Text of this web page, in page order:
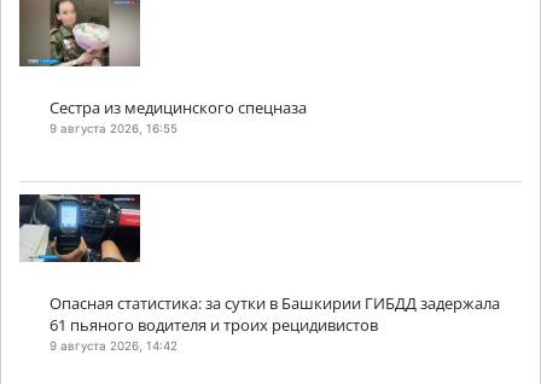
Сестра из медицинского спецназа
9 августа 2026, 16:55
Опасная статистика: за сутки в Башкирии ГИБДД задержала
61 пьяного водителя и троих рецидивистов
9 августа 2026, 14:42